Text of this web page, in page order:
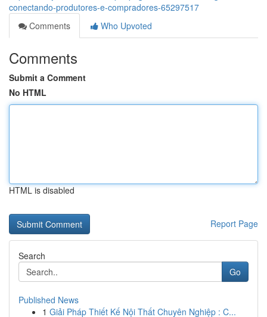
conectando-produtores-e-compradores-65297517
Comments
Who Upvoted
Comments
Submit a Comment
No HTML
HTML is disabled
Report Page
Search
Go
Published News
1 Giải Pháp Thiết Kế Nội Thất Chuyên Nghiệp : C...